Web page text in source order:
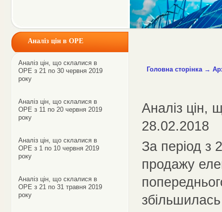
Аналіз цін в ОРЕ
Аналіз цін, що склалися в
ОРЕ з 21 по 30 червня 2019
року
Аналіз цін, що склалися в
ОРЕ з 11 по 20 червня 2019
року
Аналіз цін, що склалися в
ОРЕ з 1 по 10 червня 2019
року
Аналіз цін, що склалися в
ОРЕ з 21 по 31 травня 2019
року
Головна сторінка→
Аналіз цін,
28.02.2018
За період з
продажу